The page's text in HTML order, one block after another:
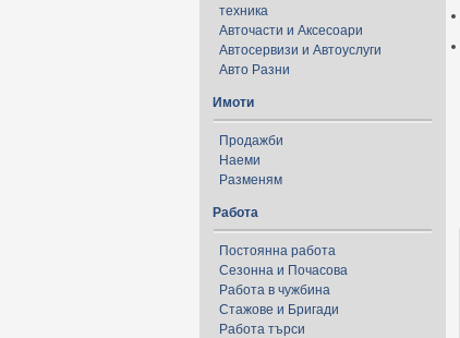
техника
Авточасти и Аксесоари
Автосервизи и Автоуслуги
Авто Разни
Имоти
Продажби
Наеми
Разменям
Работа
Постоянна работа
Сезонна и Почасова
Работа в чужбина
Стажове и Бригади
Работа търси